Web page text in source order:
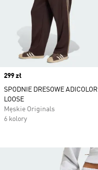
Price
299 zł
SPODNIE DRESOWE ADICOLOR
LOOSE
Męskie Originals
6 kolory